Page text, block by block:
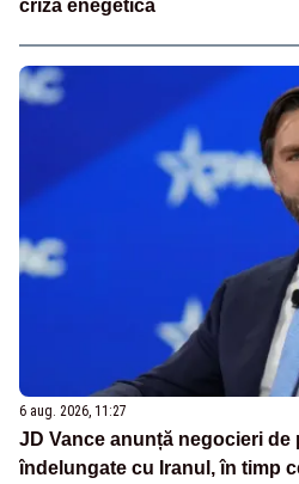
criză enegetică
6 aug. 2026, 11:27
JD Vance anunță negocieri de
îndelungate cu Iranul, în timp